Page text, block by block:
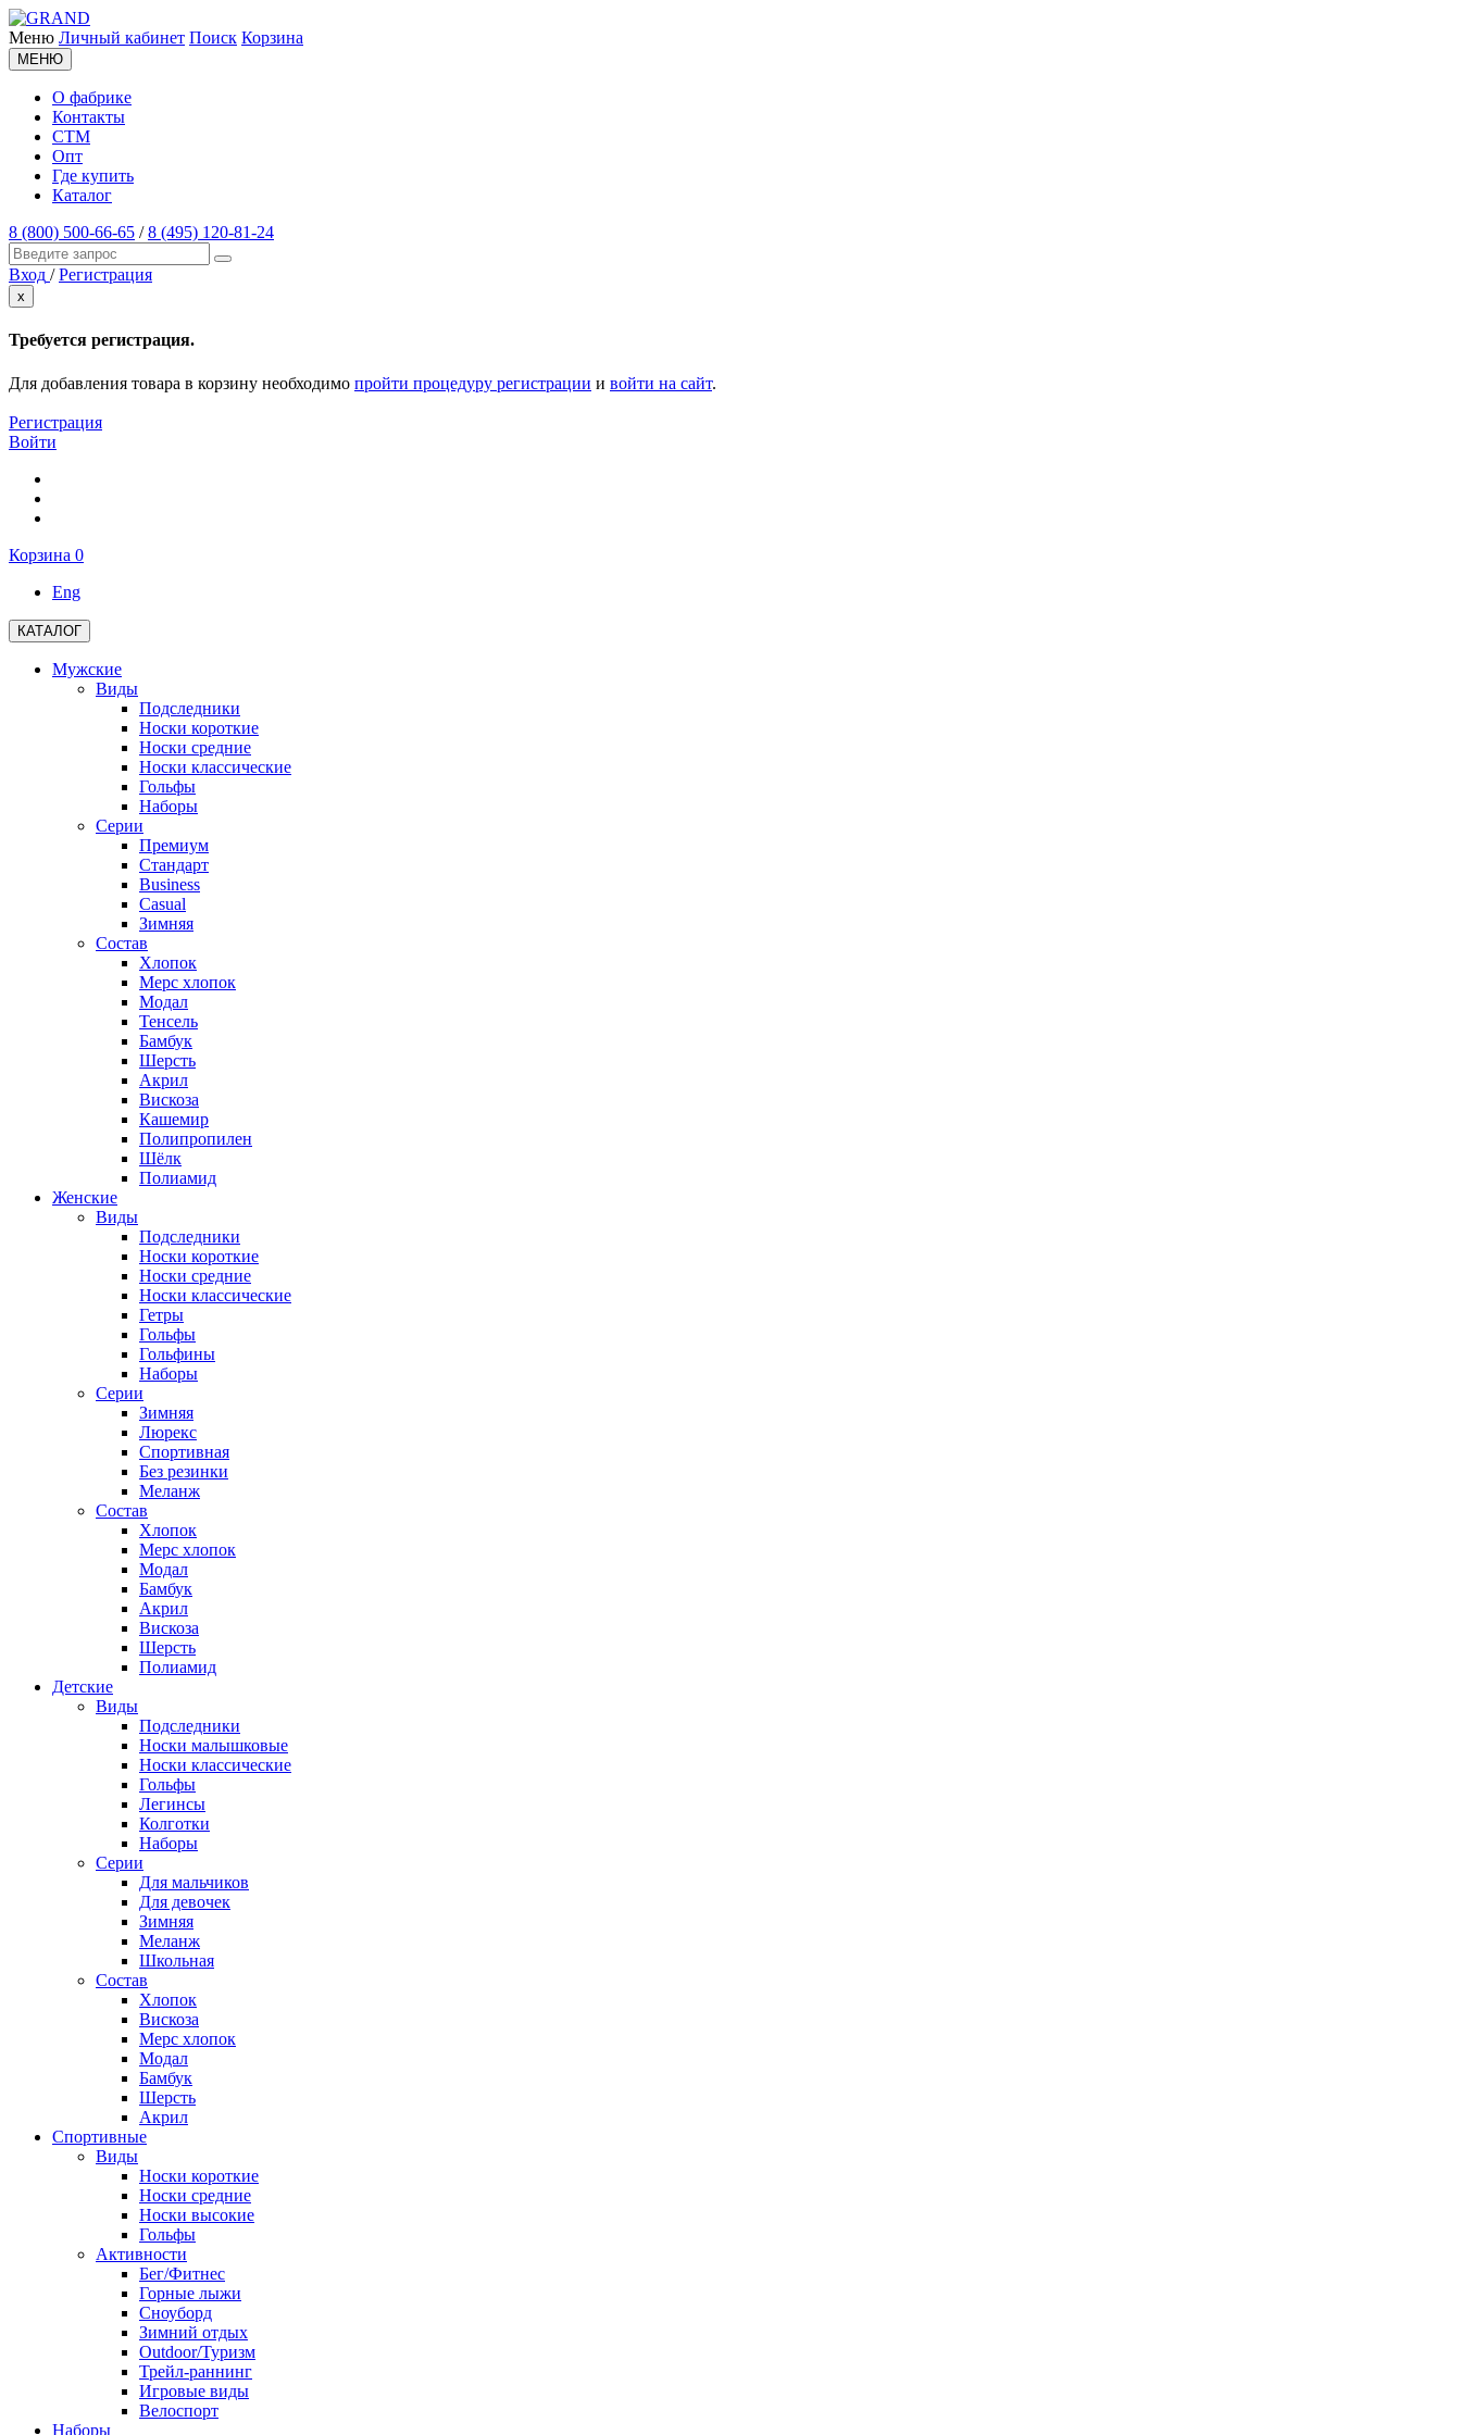
Меню Личный кабинет Поиск Корзина
МЕНЮ
О фабрике
Контакты
СТМ
Опт
Где купить
Каталог
8 (800) 500-66-65 /8 (495) 120-81-24
Вход / Регистрация
x
Требуется регистрация.
Для добавления товара в корзину необходимо пройти процедуру регистрации и войти на сайт.
Регистрация
Войти
Корзина 0
Eng
КАТАЛОГ
Мужские
Виды
Подследники
Носки короткие
Носки средние
Носки классические
Гольфы
Наборы
Серии
Премиум
Стандарт
Business
Casual
Зимняя
Состав
Хлопок
Мерс хлопок
Модал
Тенсель
Бамбук
Шерсть
Акрил
Вискоза
Кашемир
Полипропилен
Шёлк
Полиамид
Женские
Виды
Подследники
Носки короткие
Носки средние
Носки классические
Гетры
Гольфы
Гольфины
Наборы
Серии
Зимняя
Люрекс
Спортивная
Без резинки
Меланж
Состав
Хлопок
Мерс хлопок
Модал
Бамбук
Акрил
Вискоза
Шерсть
Полиамид
Детские
Виды
Подследники
Носки малышковые
Носки классические
Гольфы
Легинсы
Колготки
Наборы
Серии
Для мальчиков
Для девочек
Зимняя
Меланж
Школьная
Состав
Хлопок
Вискоза
Мерс хлопок
Модал
Бамбук
Шерсть
Акрил
Спортивные
Виды
Носки короткие
Носки средние
Носки высокие
Гольфы
Активности
Бег/Фитнес
Горные лыжи
Сноуборд
Зимний отдых
Outdoor/Туризм
Трейл-раннинг
Игровые виды
Велоспорт
Наборы